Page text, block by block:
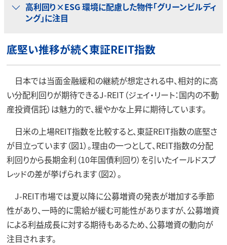
高利回り×ESG 環境に配慮した物件「グリーンビルディ
ング」に注目
底堅い推移が続く東証REIT指数
日本では当面金融緩和の継続が想定される中、相対的に高
い分配利回りが期待できるJ-REIT（ジェイ・リート：国内の不動
産投資信託）は魅力的で、緩やかな上昇に期待しています。
日米の上場REIT指数を比較すると、東証REIT指数の底堅さ
が目立っています（図1）。理由の一つとして、REIT指数の分配
利回りから長期金利（10年国債利回り）を引いたイールドスプ
レッドの差が挙げられます（図2）。
J-REIT市場では夏以降に公募増資の発表が増加する季節
性があり、一時的に需給が緩む可能性がありますが、公募増資
による利益成長に対する期待もあるため、公募増資の動向が
注目されます。